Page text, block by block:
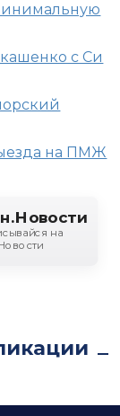
с Си
на ПМЖ
на